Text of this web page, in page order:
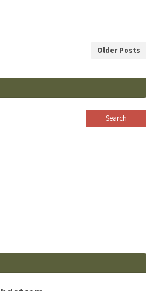
Older Posts